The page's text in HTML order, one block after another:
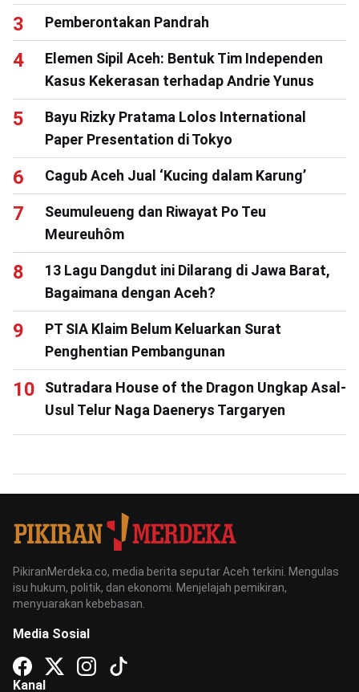
Pemberontakan Pandrah
Elemen Sipil Aceh: Bentuk Tim Independen
Kasus Kekerasan terhadap Andrie Yunus
Bayu Rizky Pratama Lolos International
Paper Presentation di Tokyo
Cagub Aceh Jual ‘Kucing dalam Karung’
Seumuleueng dan Riwayat Po Teu
Meureuhôm
13 Lagu Dangdut ini Dilarang di Jawa Barat,
Bagaimana dengan Aceh?
PT SIA Klaim Belum Keluarkan Surat
Penghentian Pembangunan
Sutradara House of the Dragon Ungkap Asal-
Usul Telur Naga Daenerys Targaryen
PikiranMerdeka.co, media berita seputar Aceh terkini. Mengulas
isu hukum, politik, dan ekonomi. Menjelajah pemikiran,
menyuarakan kebebasan.
Media Sosial
Kanal